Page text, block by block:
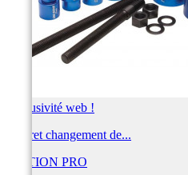
Exclusivité web !
Coffret changement de...
MOTION PRO